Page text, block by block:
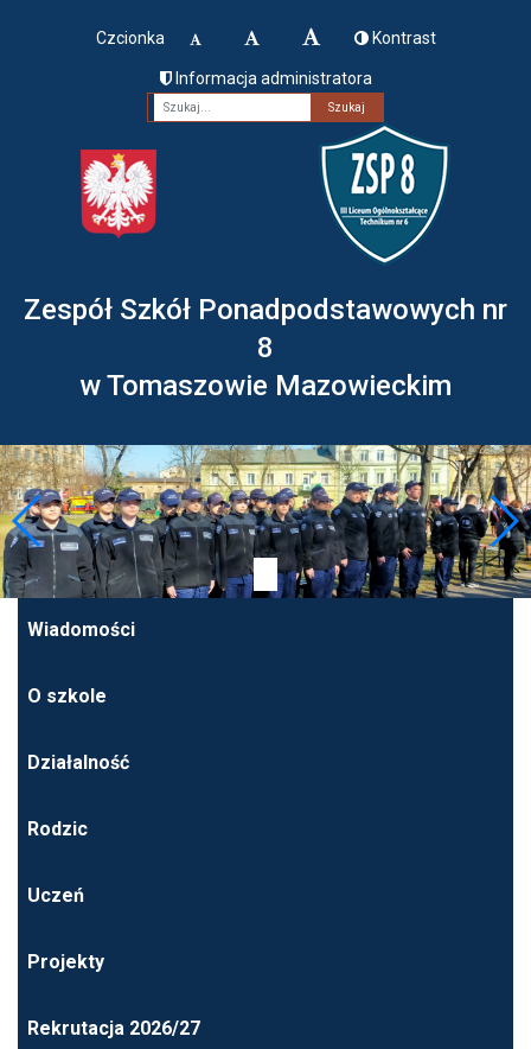
Czcionka Kontrast
Informacja administratora
Fraza
Zespół Szkół Ponadpodstawowych nr
8
w Tomaszowie Mazowieckim
Wiadomości
O szkole
Działalność
Rodzic
Uczeń
Projekty
Rekrutacja 2026/27